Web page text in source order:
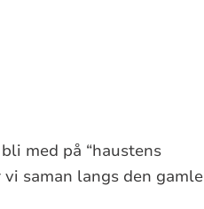
med på “haustens
saman langs den gamle